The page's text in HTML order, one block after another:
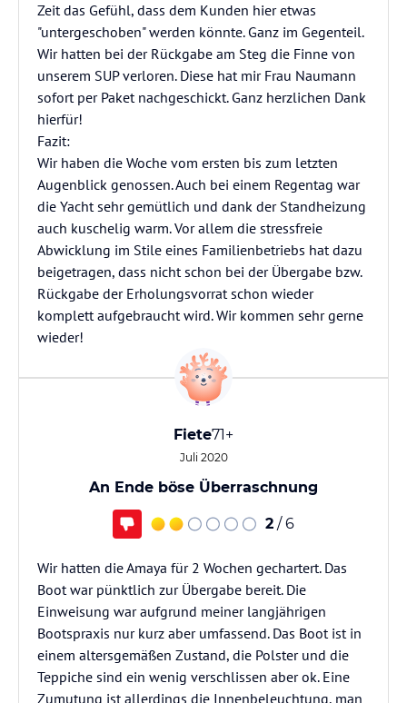
Zeit das Gefühl, dass dem Kunden hier etwas
"untergeschoben" werden könnte. Ganz im Gegenteil.
Wir hatten bei der Rückgabe am Steg die Finne von
unserem SUP verloren. Diese hat mir Frau Naumann
sofort per Paket nachgeschickt. Ganz herzlichen Dank
hierfür!
Fazit:
Wir haben die Woche vom ersten bis zum letzten
Augenblick genossen. Auch bei einem Regentag war
die Yacht sehr gemütlich und dank der Standheizung
auch kuschelig warm. Vor allem die stressfreie
Abwicklung im Stile eines Familienbetriebs hat dazu
beigetragen, dass nicht schon bei der Übergabe bzw.
Rückgabe der Erholungsvorrat schon wieder
komplett aufgebraucht wird. Wir kommen sehr gerne
wieder!
Fiete71+
Juli 2020
An Ende böse Überraschnung
2 / 6
Wir hatten die Amaya für 2 Wochen gechartert. Das
Boot war pünktlich zur Übergabe bereit. Die
Einweisung war aufgrund meiner langjährigen
Bootspraxis nur kurz aber umfassend. Das Boot ist in
einem altersgemäßen Zustand, die Polster und die
Teppiche sind ein wenig verschlissen aber ok. Eine
Zumutung ist allerdings die Innenbeleuchtung, man